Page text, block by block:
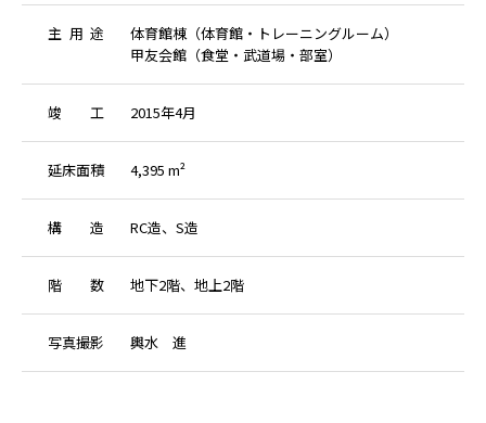
主 用 途
体育館棟（体育館・トレーニングルーム）
甲友会館（食堂・武道場・部室）
竣 工 2015年4月
延床面積 4,395 m²
構 造 RC造、S造
階 数 地下2階、地上2階
写真撮影 輿水 進